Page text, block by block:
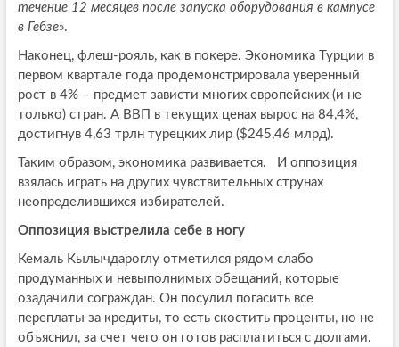
течение 12 месяцев после запуска оборудования в кампусе
в Гебзе».
Наконец, флеш-рояль, как в покере. Экономика Турции в
первом квартале года продемонстрировала уверенный
рост в 4% – предмет зависти многих европейских (и не
только) стран. А ВВП в текущих ценах вырос на 84,4%,
достигнув 4,63 трлн турецких лир ($245,46 млрд).
Таким образом, экономика развивается. И оппозиция
взялась играть на других чувствительных струнах
неопределившихся избирателей.
Оппозиция выстрелила себе в ногу
Кемаль Кылычдароглу отметился рядом слабо
продуманных и невыполнимых обещаний, которые
озадачили сограждан. Он посулил погасить все
переплаты за кредиты, то есть скостить проценты, но не
объяснил, за счет чего он готов расплатиться с долгами.